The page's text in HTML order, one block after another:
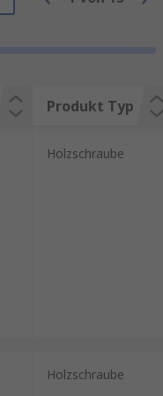
Produkt Typ
Holzschraube
Holzschraube